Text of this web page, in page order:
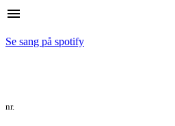
menu
Se sang på spotify
nr.